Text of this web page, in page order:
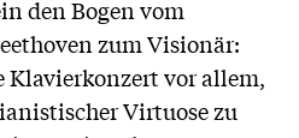
den Bogen vom
zum Visionär:
Klavierkonzert vor allem,
Virtuose zu